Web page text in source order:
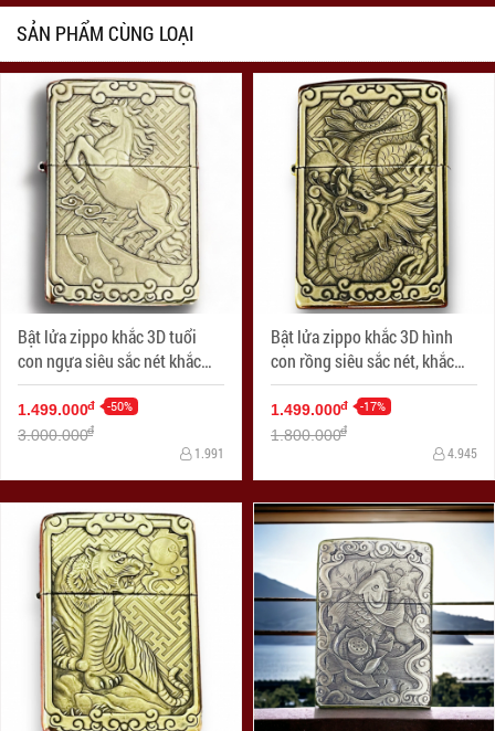
SẢN PHẨM CÙNG LOẠI
Bật lửa zippo khắc 3D tuổi
con ngựa siêu sắc nét khắc
trên bản đồng
1.499.000đ -50%
3.000.000đ
1.991
Bật lửa zippo khắc 3D hình
con rồng siêu sắc nét, khắc
trên bản đồng trơn nguyên
khối
1.499.000đ -17%
1.800.000đ
4.945